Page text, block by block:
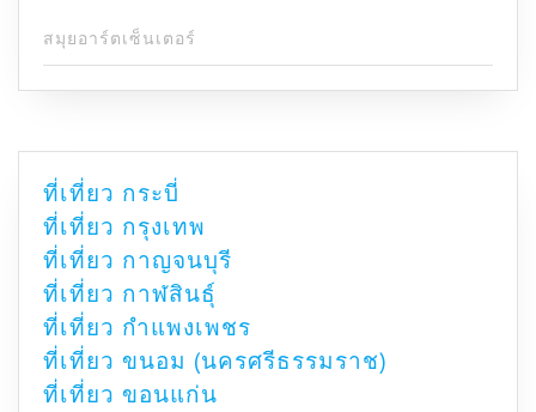
สมุยอาร์ตเซ็นเตอร์
ที่เที่ยว กระบี่
ที่เที่ยว กรุงเทพ
ที่เที่ยว กาญจนบุรี
ที่เที่ยว กาฬสินธุ์
ที่เที่ยว กำแพงเพชร
ที่เที่ยว ขนอม (นครศรีธรรมราช)
ที่เที่ยว ขอนแก่น